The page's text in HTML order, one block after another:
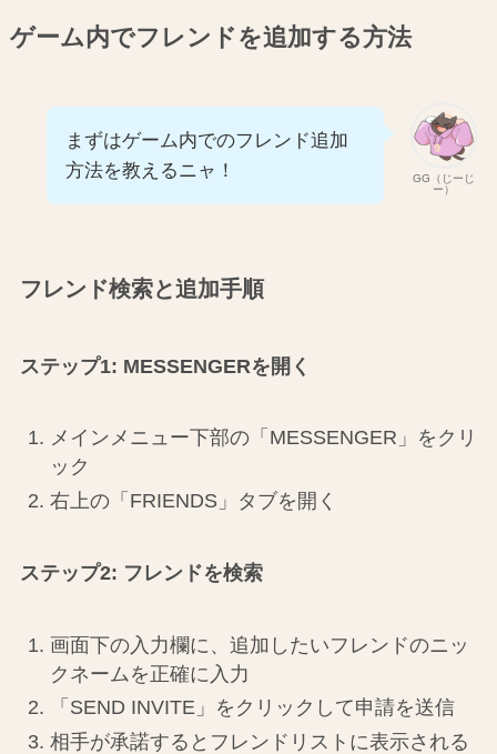
ゲーム内でフレンドを追加する方法
GG（じーじ
ー）
まずはゲーム内でのフレンド追加
方法を教えるニャ！
フレンド検索と追加手順
ステップ1: MESSENGERを開く
メインメニュー下部の「MESSENGER」をクリ
ック
右上の「FRIENDS」タブを開く
ステップ2: フレンドを検索
画面下の入力欄に、追加したいフレンドのニッ
クネームを正確に入力
「SEND INVITE」をクリックして申請を送信
相手が承諾するとフレンドリストに表示される